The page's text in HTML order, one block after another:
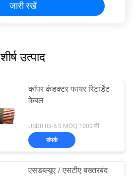
जारी रखें
शीर्ष उत्पाद
कॉपर कंडक्टर फायर रिटार्डेंट
केबल
USD0.03-5.0 MOQ:1000 मी
संपर्क
एसडब्ल्यूए / एसटीए बख्तरबंद